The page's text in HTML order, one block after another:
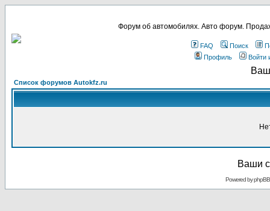
Форум об автомобилях. Авто форум.
FAQ Поиск
Профиль
Войти
Список форумов Autokfz.ru
Ваши
Powered byphpBB